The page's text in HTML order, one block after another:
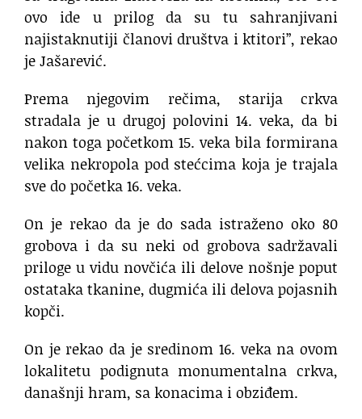
ovo ide u prilog da su tu sahranjivani
najistaknutiji članovi društva i ktitori”, rekao
je Jašarević.
Prema njegovim rečima, starija crkva
stradala je u drugoj polovini 14. veka, da bi
nakon toga početkom 15. veka bila formirana
velika nekropola pod stećcima koja je trajala
sve do početka 16. veka.
On je rekao da je do sada istraženo oko 80
grobova i da su neki od grobova sadržavali
priloge u vidu novčića ili delove nošnje poput
ostataka tkanine, dugmića ili delova pojasnih
kopči.
On je rekao da je sredinom 16. veka na ovom
lokalitetu podignuta monumentalna crkva,
današnji hram, sa konacima i obziđem.